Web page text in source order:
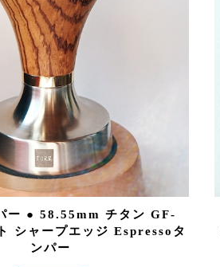
ー ● 58.55mm チタン GF-
シャープエッジ Espressoタ
ンパー